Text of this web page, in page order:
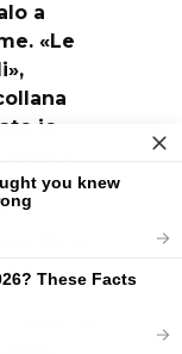
a
«Le
io.
la
finito